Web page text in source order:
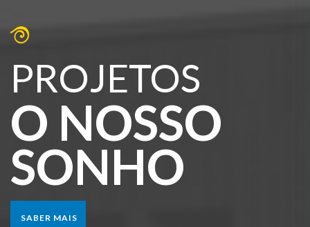
PROJETOS
O NOSSO
SONHO
SABER MAIS